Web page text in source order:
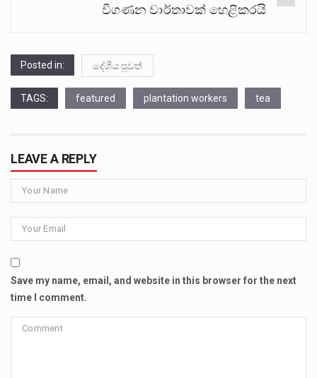
විගණන වාර්තාවක් හෙළිකරයි
Posted in: දේශීය පුවත්
TAGS: featured plantation workers tea
LEAVE A REPLY
Save my name, email, and website in this browser for the next
time I comment.